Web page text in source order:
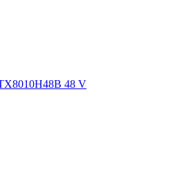
48 V